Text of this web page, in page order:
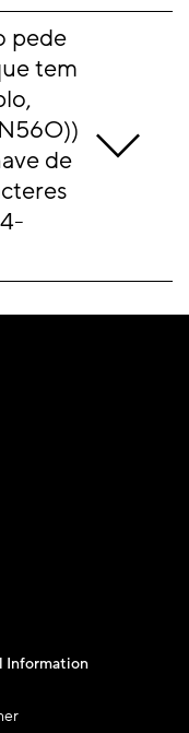
pede
tem
de
Information